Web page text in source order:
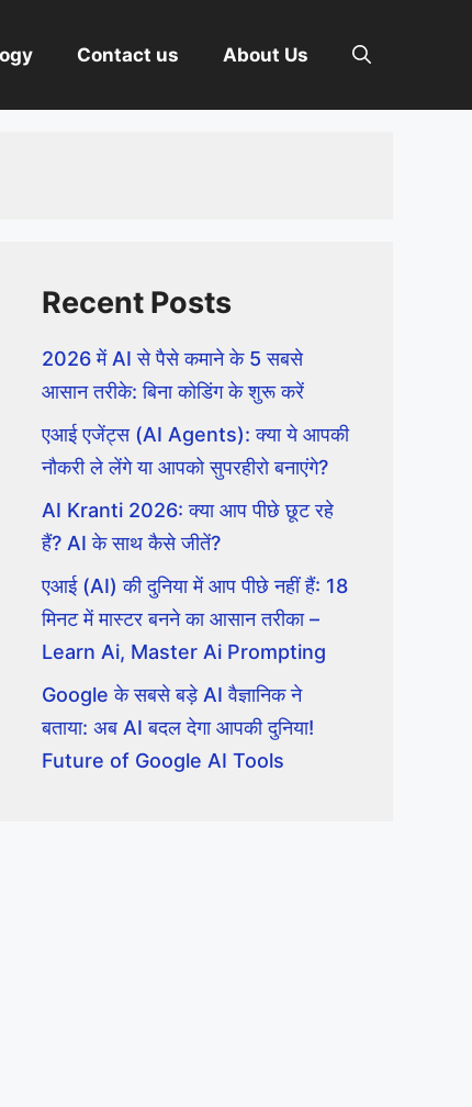
Contact us About Us
Recent Posts
2026 में AI से पैसे कमाने के 5 सबसे
आसान तरीके: बिना कोडिंग के शुरू करें
एआई एजेंट्स (AI Agents): क्या ये आपकी
नौकरी ले लेंगे या आपको सुपरहीरो बनाएंगे?
AI Kranti 2026: क्या आप पीछे छूट रहे
हैं? AI के साथ कैसे जीतें?
एआई (AI) की दुनिया में आप पीछे नहीं हैं: 18
मिनट में मास्टर बनने का आसान तरीका –
Learn Ai, Master Ai Prompting
Google के सबसे बड़े AI वैज्ञानिक ने
बताया: अब AI बदल देगा आपकी दुनिया!
Future of Google AI Tools